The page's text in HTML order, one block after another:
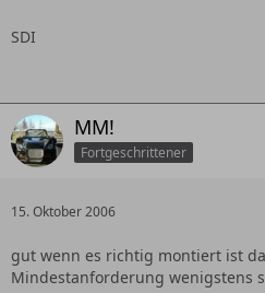
SDI
MM!
Fortgeschrittener
15. Oktober 2006
gut wenn es richtig montiert ist
Mindestanforderung wenigstens